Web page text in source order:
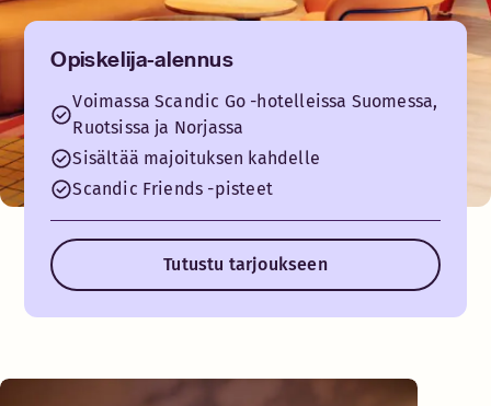
Opiskelija-alennus
Voimassa Scandic Go -hotelleissa Suomessa,
Ruotsissa ja Norjassa
Sisältää majoituksen kahdelle
Scandic Friends -pisteet
Tutustu tarjoukseen